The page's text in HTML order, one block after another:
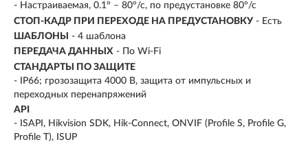
- Настраиваемая, 0.1° – 80°/с, по предустановке 80°/с
СТОП-КАДР ПРИ ПЕРЕХОДЕ НА ПРЕДУСТАНОВКУ - Есть
ШАБЛОНЫ
- 4 шаблона
ПЕРЕДАЧА ДАННЫХ - По Wi-Fi
СТАНДАРТЫ ПО ЗАЩИТЕ
- IP66; грозозащита 4000 В, защита от импульсных и
переходных перенапряжений
API
- ISAPI, Hikvision SDK, Hik-Connect, ONVIF (Profile S, Profile G,
Profile T), ISUP